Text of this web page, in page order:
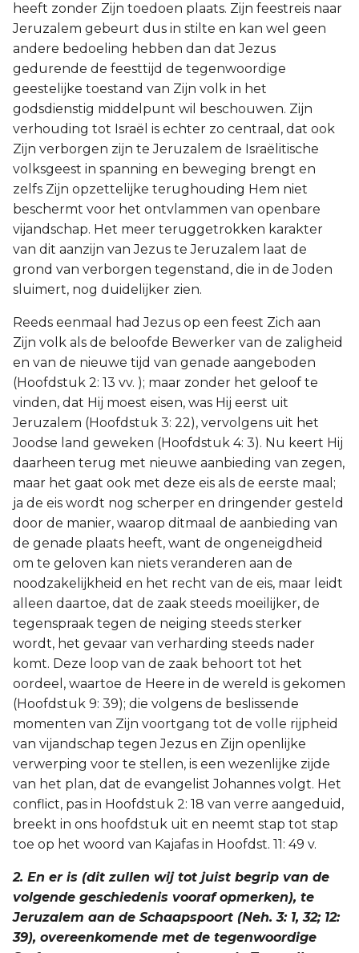
heeft zonder Zijn toedoen plaats. Zijn feestreis naar
Jeruzalem gebeurt dus in stilte en kan wel geen
andere bedoeling hebben dan dat Jezus
gedurende de feesttijd de tegenwoordige
geestelijke toestand van Zijn volk in het
godsdienstig middelpunt wil beschouwen. Zijn
verhouding tot Israël is echter zo centraal, dat ook
Zijn verborgen zijn te Jeruzalem de Israëlitische
volksgeest in spanning en beweging brengt en
zelfs Zijn opzettelijke terughouding Hem niet
beschermt voor het ontvlammen van openbare
vijandschap. Het meer teruggetrokken karakter
van dit aanzijn van Jezus te Jeruzalem laat de
grond van verborgen tegenstand, die in de Joden
sluimert, nog duidelijker zien.
Reeds eenmaal had Jezus op een feest Zich aan
Zijn volk als de beloofde Bewerker van de zaligheid
en van de nieuwe tijd van genade aangeboden
(Hoofdstuk 2: 13 vv. ); maar zonder het geloof te
vinden, dat Hij moest eisen, was Hij eerst uit
Jeruzalem (Hoofdstuk 3: 22), vervolgens uit het
Joodse land geweken (Hoofdstuk 4: 3). Nu keert Hij
daarheen terug met nieuwe aanbieding van zegen,
maar het gaat ook met deze eis als de eerste maal;
ja de eis wordt nog scherper en dringender gesteld
door de manier, waarop ditmaal de aanbieding van
de genade plaats heeft, want de ongeneigdheid
om te geloven kan niets veranderen aan de
noodzakelijkheid en het recht van de eis, maar leidt
alleen daartoe, dat de zaak steeds moeilijker, de
tegenspraak tegen de neiging steeds sterker
wordt, het gevaar van verharding steeds nader
komt. Deze loop van de zaak behoort tot het
oordeel, waartoe de Heere in de wereld is gekomen
(Hoofdstuk 9: 39); die volgens de beslissende
momenten van Zijn voortgang tot de volle rijpheid
van vijandschap tegen Jezus en Zijn openlijke
verwerping voor te stellen, is een wezenlijke zijde
van het plan, dat de evangelist Johannes volgt. Het
conflict, pas in Hoofdstuk 2: 18 van verre aangeduid,
breekt in ons hoofdstuk uit en neemt stap tot stap
toe op het woord van Kajafas in Hoofdst. 11: 49 v.
2. En er is (dit zullen wij tot juist begrip van de
volgende geschiedenis vooraf opmerken), te
Jeruzalem aan de Schaapspoort (Neh. 3: 1, 32; 12:
39), overeenkomende met de tegenwoordige